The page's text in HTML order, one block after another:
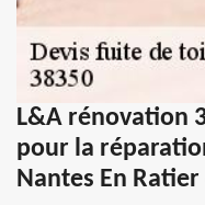
L&A rénovation
pour la
Nantes En